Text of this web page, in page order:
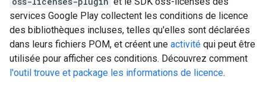
services Google Play collectent les conditions de licence
des bibliothèques incluses, telles qu'elles sont déclarées
dans leurs fichiers POM, et créent une activité qui peut être
utilisée pour afficher ces conditions. Découvrez comment
l'outil trouve et package les informations de licence.